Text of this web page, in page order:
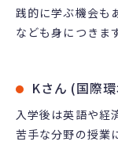
践的に学ぶ機会も
なども身につきます
Kさん (国際
入学後は英語や経
苦手な分野の授業